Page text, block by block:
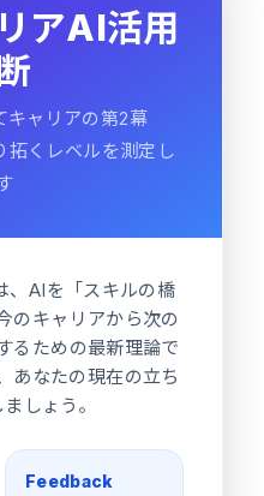
アAI活用
キャリアの第2幕
拓くレベルを測定し
、AIを「スキルの橋
のキャリアから次の
るための最新理論で
あなたの現在の立ち
しょう。
Feedback